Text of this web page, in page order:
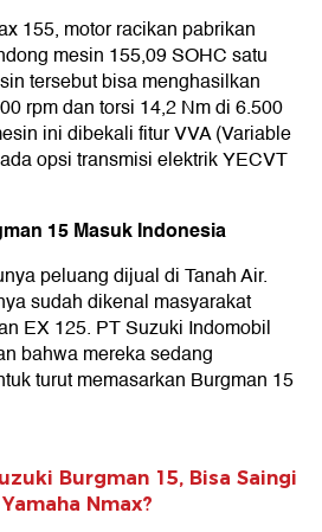
155, motor racikan pabrikan
mesin 155,09 SOHC satu
tersebut bisa menghasilkan
rpm dan torsi 14,2 Nm di 6.500
ini dibekali fitur VVA (Variable
opsi transmisi elektrik YECVT
15 Masuk Indonesia
peluang dijual di Tanah Air.
sudah dikenal masyarakat
EX 125. PT Suzuki Indomobil
bahwa mereka sedang
turut memasarkan Burgman 15
Burgman 15, Bisa Saingi
Nmax?